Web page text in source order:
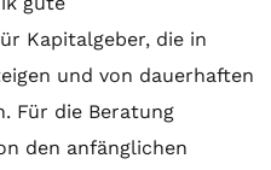
Kapitalgeber, die in
und von dauerhaften
Für die Beratung
den anfänglichen